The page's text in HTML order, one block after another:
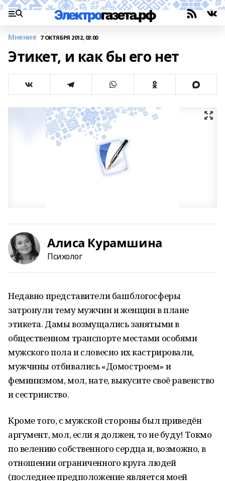
Мнение 7 ОКТЯБРЯ 2012, 03:00
Этикет, и как бы его нет
Алиса Курамшина
Психолог
Недавно представители башблогосферы
затронули тему мужчин и женщин в плане
этикета. Дамы возмущались занятыми в
общественном транспорте местами особями
мужского пола и словесно их кастрировали,
мужчины отбивались «Домостроем» и
феминизмом, мол, нате, выкусите своё равенство
и сестринство.
Кроме того, с мужской стороны был приведён
аргумент, мол, если я должен, то не буду! Токмо
по велению собственного сердца и, возможно, в
отношении ограниченного круга людей
(последнее предположение является моей